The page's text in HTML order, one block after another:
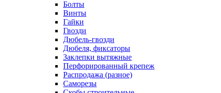
Болты
Винты
Гайки
Гвозди
Дюбель-гвозди
Дюбеля, фиксаторы
Заклепки вытяжные
Перфорированный крепеж
Распродажа (разное)
Саморезы